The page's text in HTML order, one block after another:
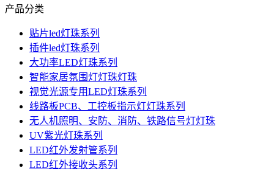
产品分类
贴片led灯珠系列
插件led灯珠系列
大功率LED灯珠系列
智能家居氛围灯灯珠灯珠
视觉光源专用LED灯珠系列
线路板PCB、工控板指示灯灯珠系列
无人机照明、安防、消防、铁路信号灯灯珠
UV紫光灯珠系列
LED红外发射管系列
LED红外接收头系列